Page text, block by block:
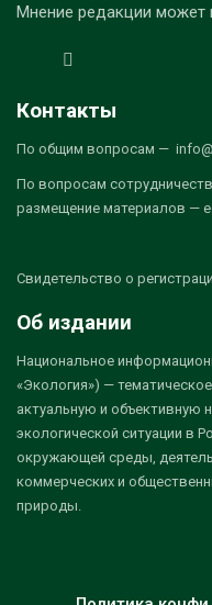
Мнение редакции может
Контакты
По общим вопросам —
По вопросам
размещение материалов —
Свидетельство о
Об издании
Национальное
«Экология») —
актуальную и
экологической ситуации в
окружающей среды,
коммерческих и
природы.